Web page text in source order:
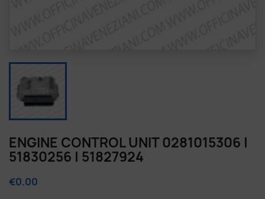
ENGINE CONTROL UNIT 0281015306 |
51830256 | 51827924
€0.00